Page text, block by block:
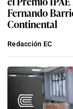
Fernando
Continental
Redacción EC